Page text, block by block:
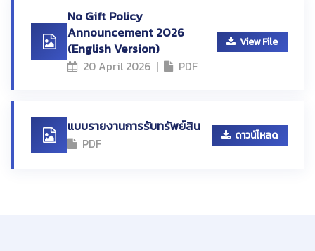
No Gift Policy
Announcement 2026
(English Version)
20 April 2026 | PDF
View File
แบบรายงานการรับทรัพย์สิน
PDF
ดาวน์โหลด